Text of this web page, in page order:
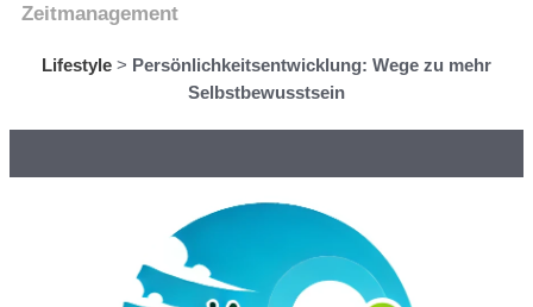
Zeitmanagement
Lifestyle > Persönlichkeitsentwicklung: Wege zu mehr
Selbstbewusstsein